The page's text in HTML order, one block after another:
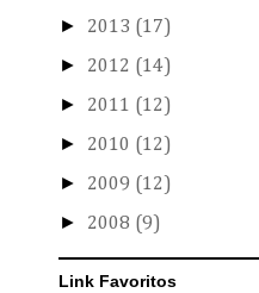
► 2013 (17)
► 2012 (14)
► 2011 (12)
► 2010 (12)
► 2009 (12)
► 2008 (9)
Link Favoritos